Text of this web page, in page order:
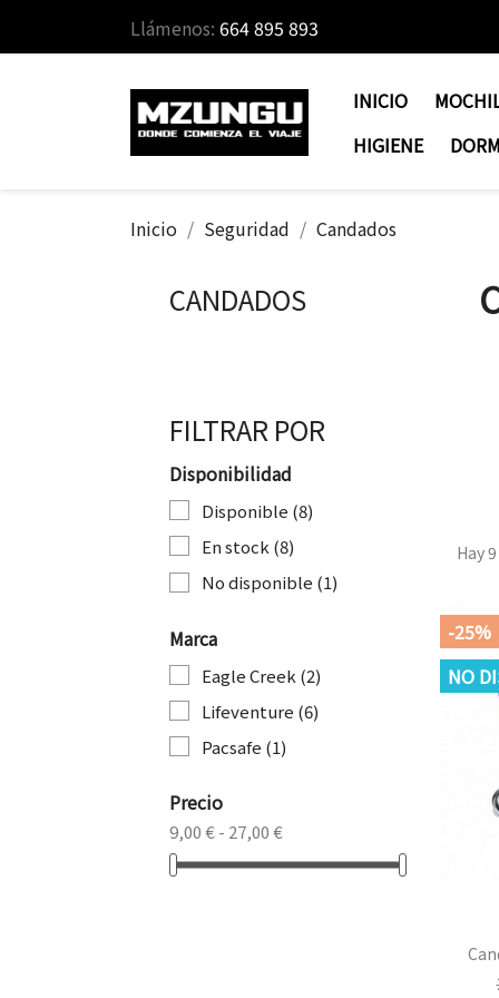
Llámenos: 664 895 893
INICIO
HIGIENE
Inicio Seguridad Candados
CANDADOS
FILTRAR POR
Disponibilidad
Disponible (8)
En stock(8)
No disponible (1)
Marca
Eagle Creek (2)
Lifeventure (6)
Pacsafe (1)
Precio
9,00 € - 27,00 €
Hay
-25%
NO